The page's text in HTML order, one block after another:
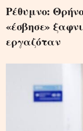
Ρέθυμνο:
«έσβησε»
εργαζόταν